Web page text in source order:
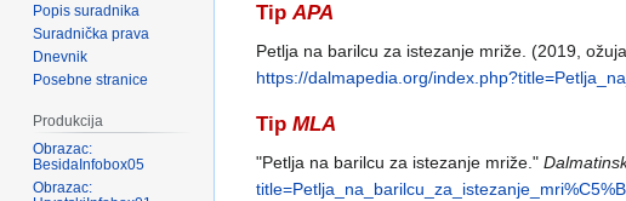
TipAPA
Petlja na barilcu za istezanje mriže. (2019,
https://dalmapedia.org/
Tip MLA
"Petlja na barilcu za istezanje mriže."
Popis suradnika
Suradnička prava
Dnevnik
Posebne stranice
Produkcija
Obrazac:
BesidaInfobox05
Obrazac: